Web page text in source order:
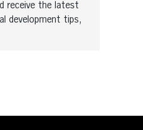
receive the latest
development tips,